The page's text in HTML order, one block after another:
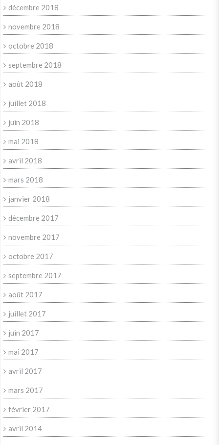
décembre 2018
novembre 2018
octobre 2018
septembre 2018
août 2018
juillet 2018
juin 2018
mai 2018
avril 2018
mars 2018
janvier 2018
décembre 2017
novembre 2017
octobre 2017
septembre 2017
août 2017
juillet 2017
juin 2017
mai 2017
avril 2017
mars 2017
février 2017
avril 2014